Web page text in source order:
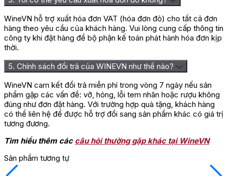
WineVN hỗ trợ xuất hóa đơn VAT (hóa đơn đỏ) cho tất cả đơn
hàng theo yêu cầu của khách hàng. Vui lòng cung cấp thông tin
công ty khi đặt hàng để bộ phận kế toán phát hành hóa đơn kịp
thời.
5. Chính sách đổi trả của WINEVN như thế nào?
WineVN cam kết đổi trả miễn phí trong vòng 7 ngày nếu sản
phẩm gặp các vấn đề: vỡ, hỏng, lỗi tem nhãn hoặc rượu không
đúng như đơn đặt hàng. Với trường hợp quà tặng, khách hàng
có thể liên hệ để được hỗ trợ đổi sang sản phẩm khác có giá trị
tương đương.
Tìm hiểu thêm các câu hỏi thường gặp khác tại WineVN
Sản phẩm tương tự